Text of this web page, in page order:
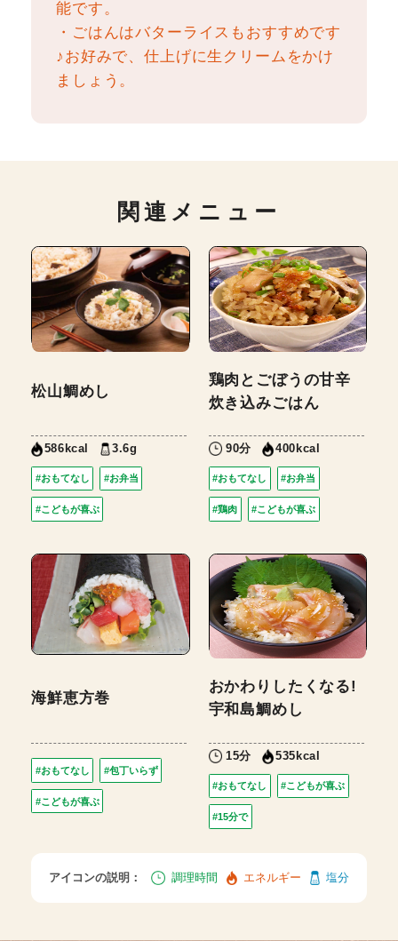
能です。
・ごはんはバターライスもおすすめです
♪お好みで、仕上げに生クリームをかけ
ましょう。
関連メニュー
松山鯛めし
586kcal 3.6g
#おもてなし #お弁当
#こどもが喜ぶ
鶏肉とごぼうの甘辛
炊き込みごはん
90分 400kcal
#おもてなし #お弁当
#鶏肉 #こどもが喜ぶ
海鮮恵方巻
#おもてなし #包丁いらず
#こどもが喜ぶ
おかわりしたくなる!
宇和島鯛めし
15分 535kcal
#おもてなし #こどもが喜ぶ
#15分で
アイコンの説明： 調理時間 エネルギー 塩分